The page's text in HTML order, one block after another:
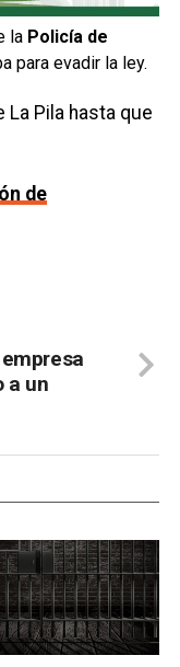
la Policía de
para evadir la ley.
Pila hasta que
de
a un